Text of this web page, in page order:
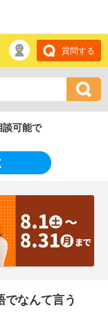
質問する
可能で
なんて言う